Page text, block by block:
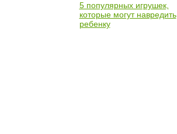
5 популярных игрушек,
которые могут навредить
ребенку